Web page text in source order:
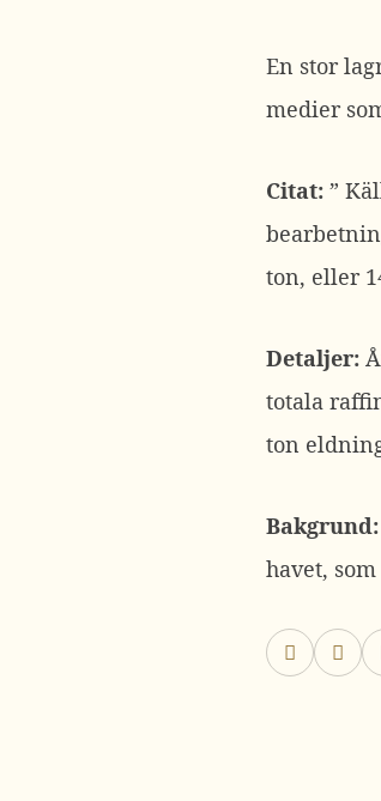
En stor
medier
Citat: ”
ton, eller
Detaljer:
totala
ton
Bakgrund:
havet,